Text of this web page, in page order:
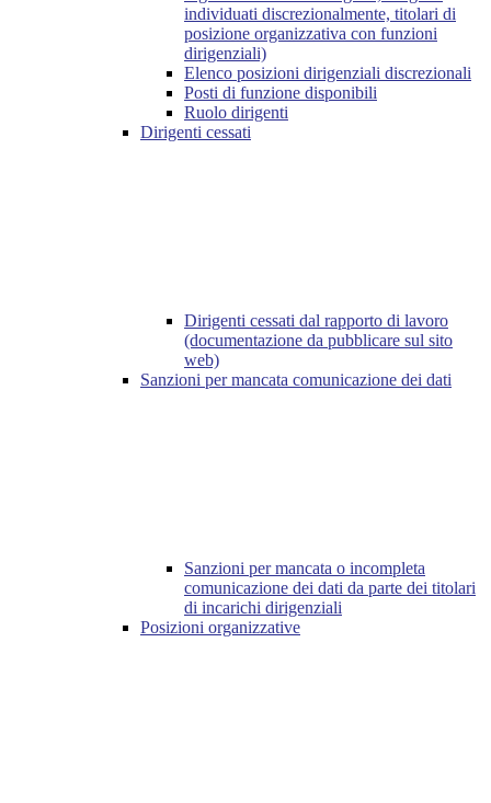
individuati discrezionalmente, titolari di
posizione organizzativa con funzioni
dirigenziali)
Elenco posizioni dirigenziali discrezionali
Posti di funzione disponibili
Ruolo dirigenti
Dirigenti cessati
Dirigenti cessati dal rapporto di lavoro
(documentazione da pubblicare sul sito
web)
Sanzioni per mancata comunicazione dei dati
Sanzioni per mancata o incompleta
comunicazione dei dati da parte dei titolari
di incarichi dirigenziali
Posizioni organizzative